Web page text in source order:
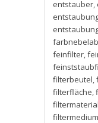
entstauber,
feinfilter,
filterbeutel,
filterfläche,
filtermedium